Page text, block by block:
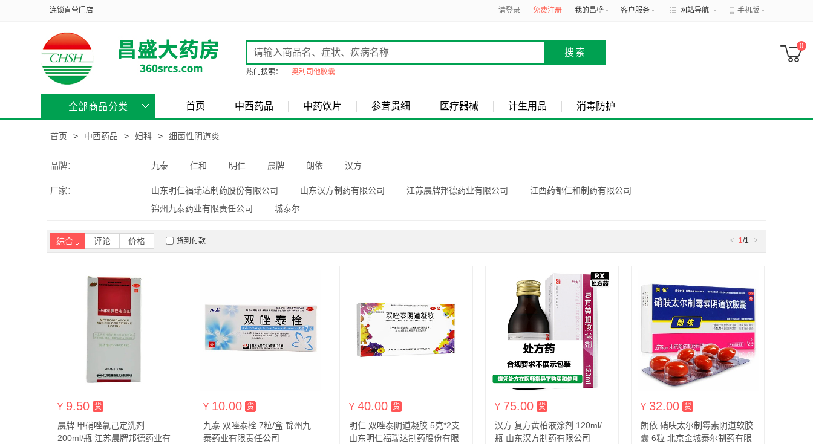
连锁直营门店 请登录 免费注册 我的昌盛 客户服务 网站导航 手机版
搜索
热门搜索： 奥利司他胶囊
0
全部商品分类 首页 中西药品 中药饮片 参茸贵细 医疗器械 计生用品 消毒防护
首页 > 中西药品 > 妇科 > 细菌性阴道炎
品牌： 九泰 仁和 明仁 晨牌 朗依 汉方
厂家： 山东明仁福瑞达制药股份有限公司 山东汉方制药有限公司 江苏晨牌邦德药业有限公司
江西药都仁和制药有限公司
锦州九泰药业有限责任公司
城泰尔
综合 评论 价格 货到付款 < 1/1 >
¥ 9.50 货
晨牌 甲硝唑氯己定洗剂
200ml/瓶 江苏晨牌邦德药业有
¥ 10.00 货
九泰 双唑泰栓 7粒/盒 锦州九
泰药业有限责任公司
¥ 40.00 货
明仁 双唑泰阴道凝胶 5克*2支
山东明仁福瑞达制药股份有限
¥ 75.00 货
汉方 复方黄柏液涂剂 120ml/
瓶 山东汉方制药有限公司
¥ 32.00 货
朗依 硝呋太尔制霉素阴道软胶
囊 6粒 北京金城泰尔制药有限